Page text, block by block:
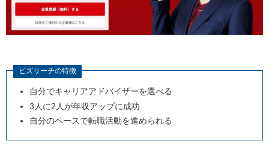
ビズリーチの特徴
自分でキャリアアドバイザーを選べる
3人に2人が年収アップに成功
自分のペースで転職活動を進められる